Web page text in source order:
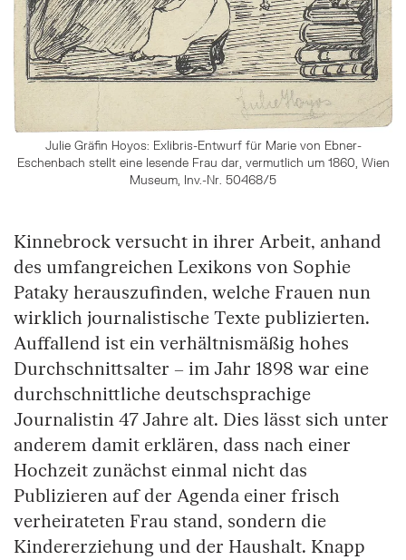
Julie Gräfin Hoyos: Exlibris-Entwurf für Marie von Ebner-
Eschenbach stellt eine lesende Frau dar, vermutlich um 1860, Wien
Museum, Inv.-Nr. 50468/5
Kinnebrock versucht in ihrer Arbeit, anhand
des umfangreichen Lexikons von Sophie
Pataky herauszufinden, welche Frauen nun
wirklich journalistische Texte publizierten.
Auffallend ist ein verhältnismäßig hohes
Durchschnittsalter – im Jahr 1898 war eine
durchschnittliche deutschsprachige
Journalistin 47 Jahre alt. Dies lässt sich unter
anderem damit erklären, dass nach einer
Hochzeit zunächst einmal nicht das
Publizieren auf der Agenda einer frisch
verheirateten Frau stand, sondern die
Kindererziehung und der Haushalt. Knapp